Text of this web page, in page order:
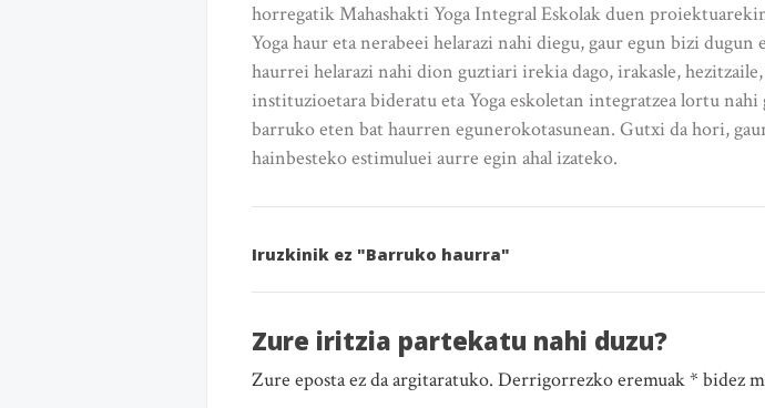
horregatik Mahashakti Yoga Integral Eskolak duen
Yoga haur eta nerabeei helarazi nahi diegu, gaur egun bizi
haurrei helarazi nahi dion guztiari irekia dago, irakasle,
instituzioetara bideratu eta Yoga eskoletan integratzea lortu
barruko eten bat haurren egunerokotasunean. Gutxi da hori,
hainbesteko estimuluei aurre egin ahal izateko.
Iruzkinik ez "Barruko haurra"
Zure iritzia partekatu nahi duzu?
Zure eposta ez da argitaratuko. Derrigorrezko eremuak * bidez